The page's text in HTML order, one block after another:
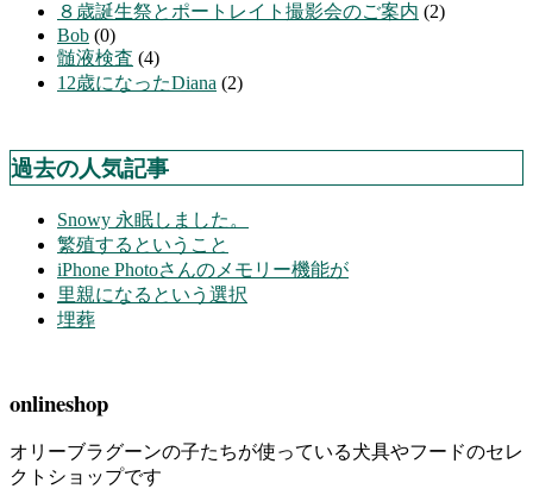
８歳誕生祭とポートレイト撮影会のご案内 (2)
Bob (0)
髄液検査 (4)
12歳になったDiana (2)
過去の人気記事
Snowy 永眠しました。
繁殖するということ
iPhone Photoさんのメモリー機能が
里親になるという選択
埋葬
onlineshop
オリーブラグーンの子たちが使っている犬具やフードのセレ
クトショップです